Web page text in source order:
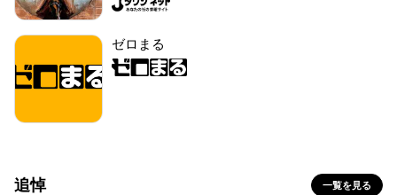
ゼロまる
追悼 一覧を見る